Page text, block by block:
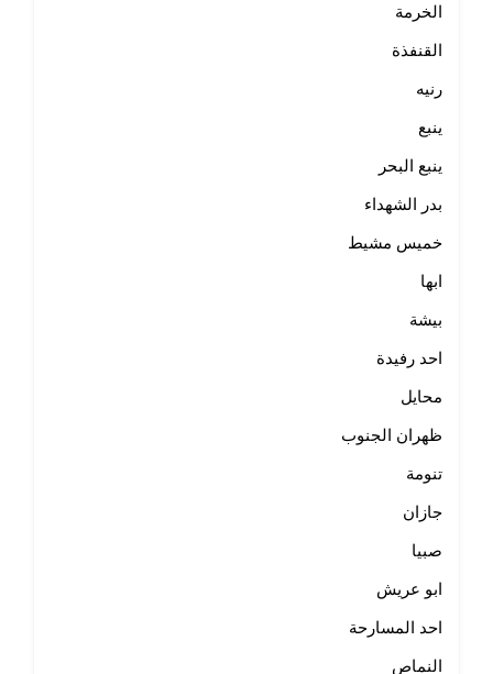
الخرمة
القنفذة
رنيه
ينبع
ينبع البحر
بدر الشهداء
خميس مشيط
ابها
بيشة
احد رفيدة
محايل
ظهران الجنوب
تنومة
جازان
صبيا
ابو عريش
احد المسارحة
النماص